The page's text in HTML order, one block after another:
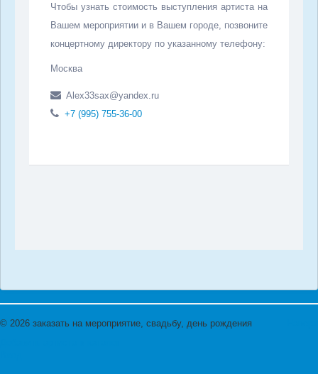
Чтобы узнать стоимость выступления артиста на
Вашем мероприятии и в Вашем городе, позвоните
концертному директору по указанному телефону:
Москва
Alex33sax@yandex.ru
+7 (995) 755-36-00
© 2026 заказать на мероприятие, свадьбу, день рождения